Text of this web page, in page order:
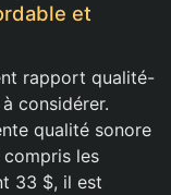
et
rapport qualité-
considérer.
qualité sonore
les
33 $, il est